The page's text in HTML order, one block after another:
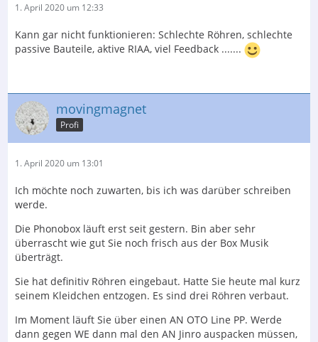
1. April 2020 um 12:33
Kann gar nicht funktionieren: Schlechte Röhren, schlechte
passive Bauteile, aktive RIAA, viel Feedback .......
movingmagnet
Profi
1. April 2020 um 13:01
Ich möchte noch zuwarten, bis ich was darüber schreiben
werde.
Die Phonobox läuft erst seit gestern. Bin aber sehr
überrascht wie gut Sie noch frisch aus der Box Musik
überträgt.
Sie hat definitiv Röhren eingebaut. Hatte Sie heute mal kurz
seinem Kleidchen entzogen. Es sind drei Röhren verbaut.
Im Moment läuft Sie über einen AN OTO Line PP. Werde
dann gegen WE dann mal den AN Jinro auspacken müssen,